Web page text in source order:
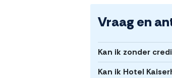
Vraag en
Kan ik zonder
Kan ik Hotel